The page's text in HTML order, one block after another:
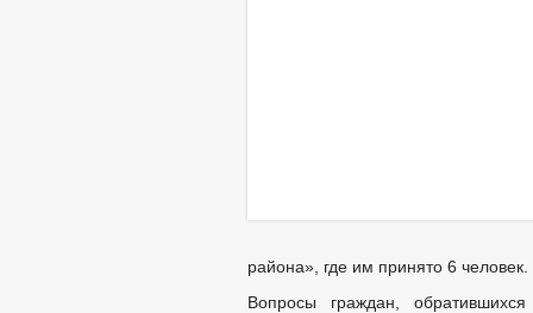
района», где им принято 6 человек.
Вопросы граждан,